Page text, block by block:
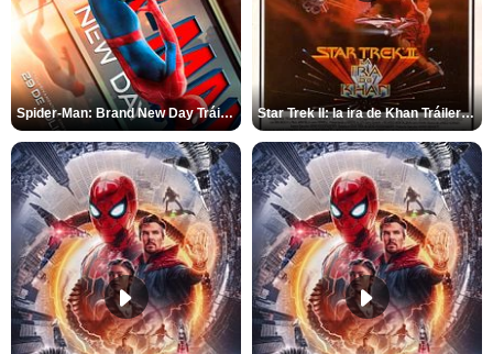
Spider-Man: Brand New Day Tráiler (3) Star Trek II: la ira de Khan Tráiler VO